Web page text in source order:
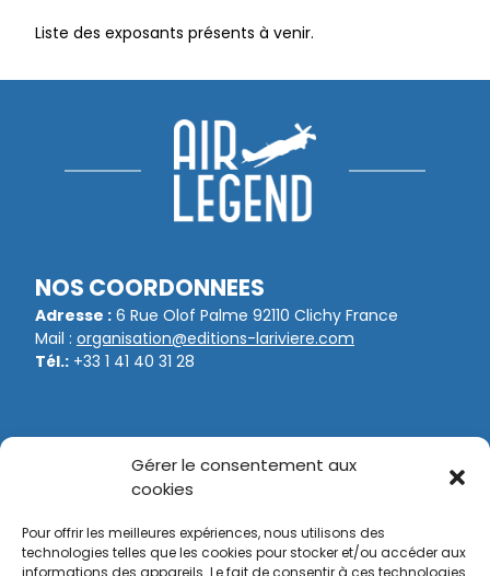
Gérer le consentement aux
cookies
Pour offrir les meilleures expériences, nous utilisons des
technologies telles que les cookies pour stocker et/ou accéder aux
informations des appareils. Le fait de consentir à ces technologies
Liste des exposants présents à venir.
NOS COORDONNEES
Adresse : 6 Rue Olof Palme 92110 Clichy France
Mail : organisation@editions-lariviere.com
Tél.: +33 1 41 40 31 28
NOS ORGANISATIONS
Tir Expo